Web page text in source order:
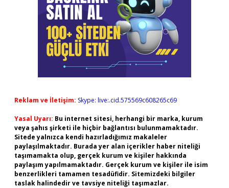
Reklam ve İletişim: Skype: live:.cid.575569c608265c69
Yasal Uyarı: Bu internet sitesi, herhangi bir marka, kurum
veya şahıs şirketi ile hiçbir bağlantısı bulunmamaktadır.
Sitede yalnızca kendi hazırladığımız makaleler
paylaşılmaktadır. Burada yer alan içerikler haber niteliği
taşımamakta olup, gerçek kurum ve kişiler hakkında
paylaşım yapılmamaktadır. Gerçek kurum ve kişiler ile isim
benzerlikleri tamamen tesadüfidir. Sitemizdeki bilgiler
taslak halindedir ve tavsiye niteliği taşımazlar.